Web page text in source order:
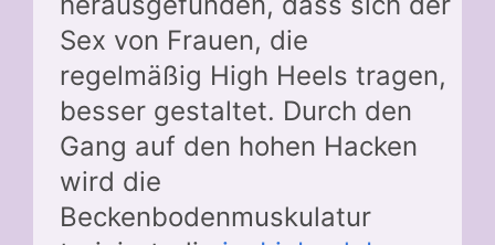
Sex von Frauen, die
regelmäßig High Heels tragen,
besser gestaltet. Durch den
Gang auf den hohen Hacken
wird die
Beckenbodenmuskulatur